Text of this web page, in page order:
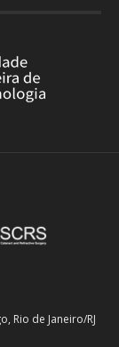
Rio de Janeiro/RJ